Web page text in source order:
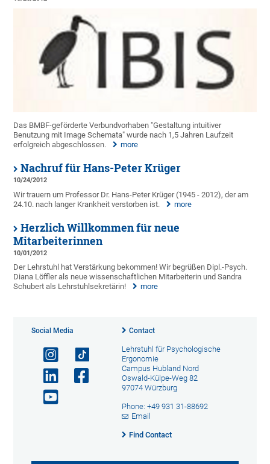
Das BMBF-geförderte Verbundvorhaben "Gestaltung intuitiver
Benutzung mit Image Schemata" wurde nach 1,5 Jahren Laufzeit
erfolgreich abgeschlossen.
more
Nachruf für Hans-Peter Krüger
10/24/2012
Wir trauern um Professor Dr. Hans-Peter Krüger (1945 - 2012), der am
24.10. nach langer Krankheit verstorben ist.
more
Herzlich Willkommen für neue
Mitarbeiterinnen
10/01/2012
Der Lehrstuhl hat Verstärkung bekommen! Wir begrüßen Dipl.-Psych.
Diana Löffler als neue wissenschaftlichen Mitarbeiterin und Sandra
Schubert als Lehrstuhlsekretärin!
more
Social Media Contact
Lehrstuhl für Psychologische
Ergonomie
Campus Hubland Nord
Oswald-Külpe-Weg 82
97074 Würzburg
Phone: +49 931 31-88692
Email
Find Contact